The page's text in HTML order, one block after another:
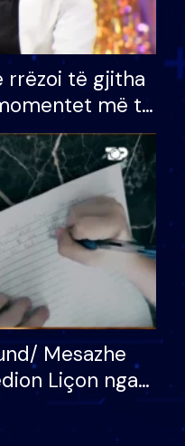
rrëzoi të gjitha
më të
BB VIP: Do më
kur…
Mesazhe
Liçon nga
moderatori
Nuk meritoj…